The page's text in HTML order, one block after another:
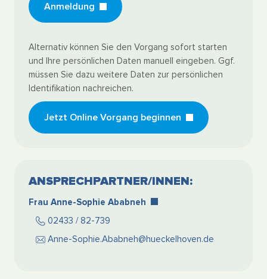
Anmeldung
Alternativ können Sie den Vorgang sofort starten
und Ihre persönlichen Daten manuell eingeben. Ggf.
müssen Sie dazu weitere Daten zur persönlichen
Identifikation nachreichen.
Jetzt Online Vorgang beginnen
ANSPRECHPARTNER/INNEN:
Frau Anne-Sophie Ababneh
02433 / 82-739
Anne-Sophie.Ababneh@hueckelhoven.de